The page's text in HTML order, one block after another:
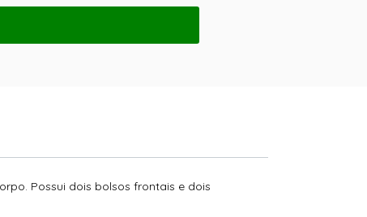
Possui dois bolsos frontais e dois